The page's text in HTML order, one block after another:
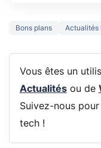
Bons plans Actualités
Vous êtes un
Actualitésou de
Suivez-nous
tech !